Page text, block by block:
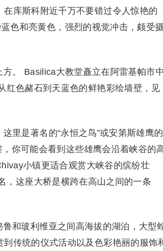
库斯科附近千万不要错过令人惊艳的
色和亮黄色，强烈的视觉冲击，颇受
。 Basilica大教堂矗立在阿雷基帕市
红色赭石到天蓝色的鲜艳彩绘墙壁，见
里是著名的“永恒之鸟”或安第斯雄鹰的
你可能会看到这些雄鹰会沿着峡谷的
小镇更适合观赏大峡谷的缤纷壮
，这座大桥是横跨在高山之间的一条
和玻利维亚之间高海拔的湖泊，大型
传统的仪式活动以及色彩艳丽的服饰